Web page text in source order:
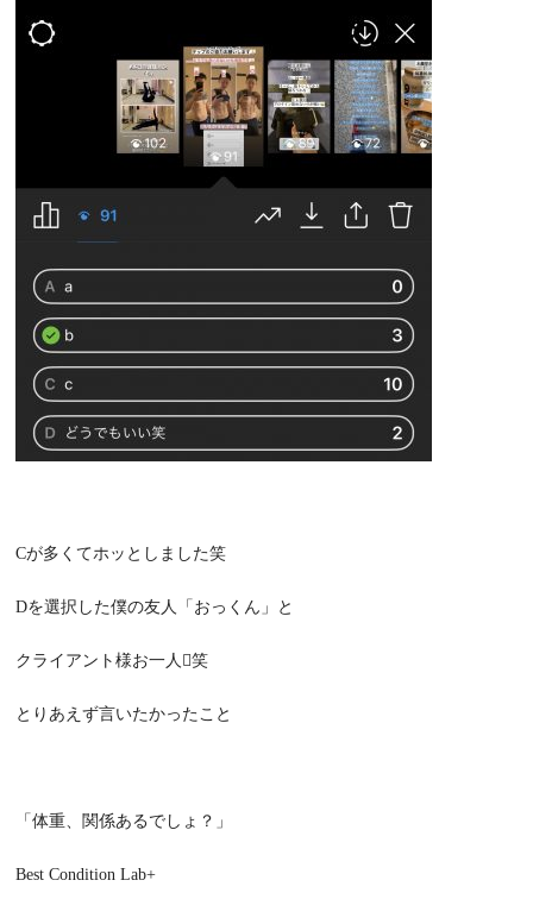
Cが多くてホッとしました笑
Dを選択した僕の友人「おっくん」と
クライアント様お一人笑
とりあえず言いたかったこと
「体重、関係あるでしょ？」
Best Condition Lab+